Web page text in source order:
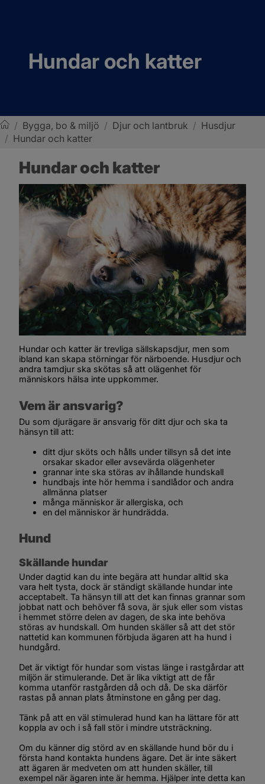
Hundar och katter
Sotenäs kommun
/ Bygga, bo & miljö / Djur och lantbruk / Husdjur
/ Hundar och katter
Hundar och katter
Hundar och katter är trevliga sällskapsdjur, men som
ibland kan skapa störningar för närboende. Husdjur och
andra tamdjur ska skötas så att olägenhet för
människors hälsa inte uppkommer.
Vem är ansvarig?
Du som djurägare är ansvarig för ditt djur och ska ta
hänsyn till att:
ditt djur sköts och hålls under tillsyn så det inte
orsakar skador eller avsevärda olägenheter
grannar inte ska störas av ihållan­de hundskall
hundbajs inte hör hemma i sandlådor och andra
allmänna platser
många människor är allergiska, och
en del människor är hundrädda.
Hund
Skällande hundar
Under dagtid kan du inte begära att hundar alltid ska
vara helt tysta, dock är ständigt skällande hundar inte
acceptabelt. Ta hänsyn till att det kan finnas grannar som
jobbat natt och behöver få sova, är sjuk eller som vistas
i hemmet större delen av dagen, de ska inte behöva
störas av hundskall. Om hunden skäller så att det stör
nattetid kan kommunen förbjuda ägaren att ha hund i
hundgård.
Det är viktigt för hundar som vistas länge i rastgårdar att
miljön är stimulerande. Det är lika viktigt att de får
komma utanför rastgården då och då. De ska därför
rastas på annan plats åtminstone en gång per dag.
Tänk på att en väl stimulerad hund kan ha lättare för att
koppla av och i så fall stör i mindre utsträckning.
Om du känner dig störd av en skällande hund bör du i
första hand kontakta hundens ägare. Det är inte säkert
att ägaren är medveten om att hunden skäller, till
exempel när ägaren inte är hemma. Hjälper inte detta kan